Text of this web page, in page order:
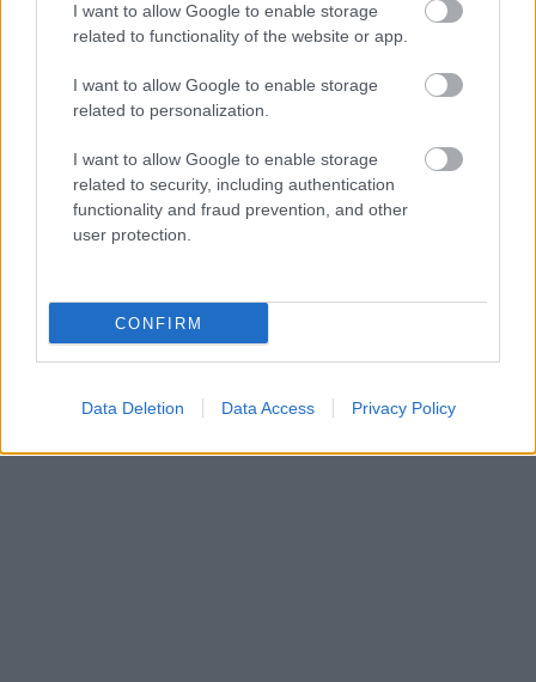
I want to allow Google to enable storage
related to functionality of the website or app.
I want to allow Google to enable storage
related to personalization.
I want to allow Google to enable storage
related to security, including authentication
functionality and fraud prevention, and other
user protection.
CONFIRM
Data Deletion Data Access Privacy Policy
«Εγώ είμαι η ανάπηρη, αυτοί είναι οι μ***ες» –
Η Maria Rolls χωρίς φίλτρο